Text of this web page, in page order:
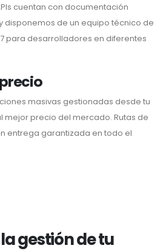
cuentan con documentación
disponemos de un equipo técnico de
para desarrolladores en diferentes
masivas gestionadas desde tu
mejor precio del mercado. Rutas de
entrega garantizada en todo el
gestión de tu